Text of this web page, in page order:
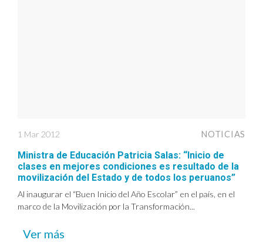
1 Mar 2012 NOTICIAS
Ministra de Educación Patricia Salas: “Inicio de
clases en mejores condiciones es resultado de la
movilización del Estado y de todos los peruanos”
Al inaugurar el “Buen Inicio del Año Escolar” en el país, en el
marco de la Movilización por la Transformación...
Ver más